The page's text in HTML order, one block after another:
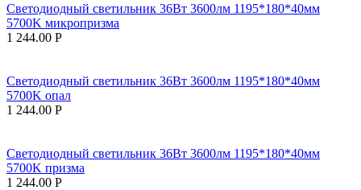
Светодиодный светильник 36Вт 3600лм 1195*180*40мм
5700K микропризма
1 244.00 Р
Светодиодный светильник 36Вт 3600лм 1195*180*40мм
5700K опал
1 244.00 Р
Светодиодный светильник 36Вт 3600лм 1195*180*40мм
5700K призма
1 244.00 Р